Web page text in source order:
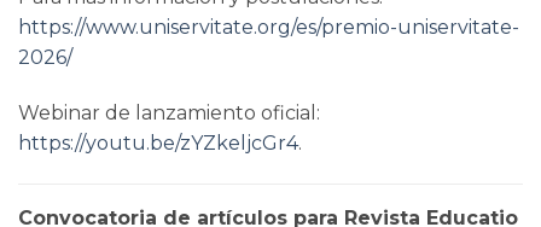
https://www.uniservitate.org/es/premio-uniservitate-
2026/
Webinar de lanzamiento oficial:
https://youtu.be/zYZkeljcGr4.
Convocatoria de artículos para Revista Educatio